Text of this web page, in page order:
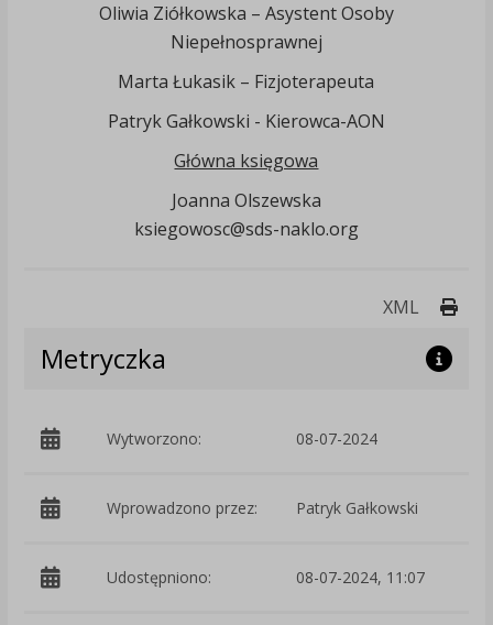
Oliwia Ziółkowska – Asystent Osoby
Niepełnosprawnej
Marta Łukasik – Fizjoterapeuta
Patryk Gałkowski - Kierowca-AON
Główna księgowa
Joanna Olszewska
ksiegowosc@sds-naklo.org
XML
Metryczka
Wytworzono: 08-07-2024
Wprowadzono przez: Patryk Gałkowski
Udostępniono: 08-07-2024, 11:07